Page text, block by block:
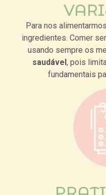
Para nos
ingredientes. Comer
usando sempre os
saudável, pois
fundamentais